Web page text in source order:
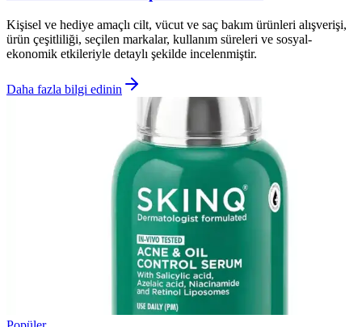
Kişisel ve hediye amaçlı cilt, vücut ve saç bakım ürünleri alışverişi,
ürün çeşitliliği, seçilen markalar, kullanım süreleri ve sosyal-
ekonomik etkileriyle detaylı şekilde incelenmiştir.
Daha fazla bilgi edinin